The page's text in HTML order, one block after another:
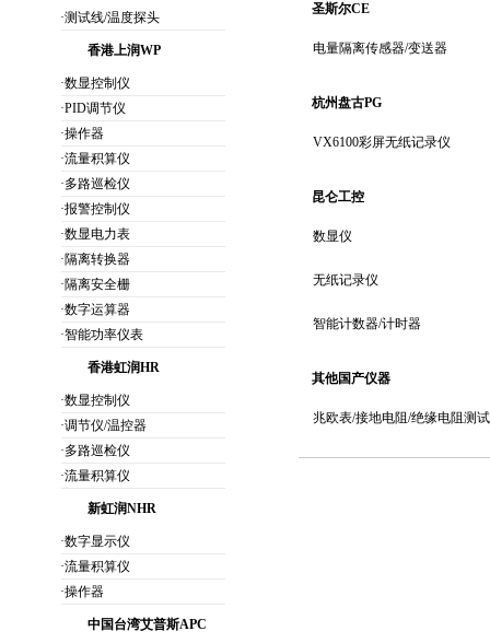
·测试线/温度探头
香港上润WP
·数显控制仪
·PID调节仪
·操作器
·流量积算仪
·多路巡检仪
·报警控制仪
·数显电力表
·隔离转换器
·隔离安全栅
·数字运算器
·智能功率仪表
香港虹润HR
·数显控制仪
·调节仪/温控器
·多路巡检仪
·流量积算仪
新虹润NHR
·数字显示仪
·流量积算仪
·操作器
中国台湾艾普斯APC
圣斯尔CE
电量隔离传感器/变送器
杭州盘古PG
VX6100彩屏无纸记录仪
昆仑工控
数显仪
无纸记录仪
智能计数器/计时器
其他国产仪器
兆欧表/接地电阻/绝缘电阻测